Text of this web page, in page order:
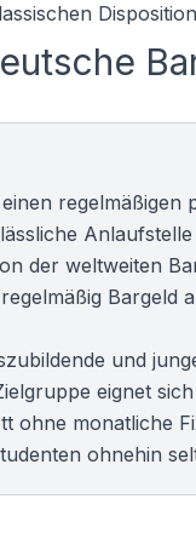
der weltweiten
Bargeld
und
eignet
ohne monatliche
ohnehin